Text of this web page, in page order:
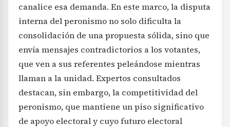
canalice esa demanda. En este marco, la disputa
interna del peronismo no solo dificulta la
consolidación de una propuesta sólida, sino que
envía mensajes contradictorios a los votantes,
que ven a sus referentes peleándose mientras
llaman a la unidad. Expertos consultados
destacan, sin embargo, la competitividad del
peronismo, que mantiene un piso significativo
de apoyo electoral y cuyo futuro electoral